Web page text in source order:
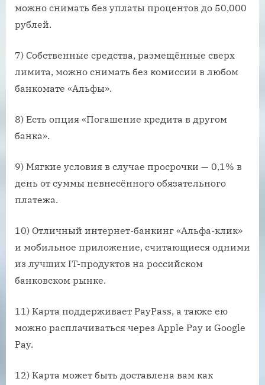
можно снимать без уплаты процентов до 50,000
рублей.
7) Собственные средства, размещённые сверх
лимита, можно снимать без комиссии в любом
банкомате «Альфы».
8) Есть опция «Погашение кредита в другом
банка».
9) Мягкие условия в случае просрочки — 0,1% в
день от суммы невнесённого обязательного
платежа.
10) Отличный интернет-банкинг «Альфа-клик»
и мобильное приложение, считающиеся одними
из лучших IT-продуктов на российском
банковском рынке.
11) Карта поддерживает PayPass, а также ею
можно расплачиваться через Apple Pay и Google
Pay.
12) Карта может быть доставлена вам как